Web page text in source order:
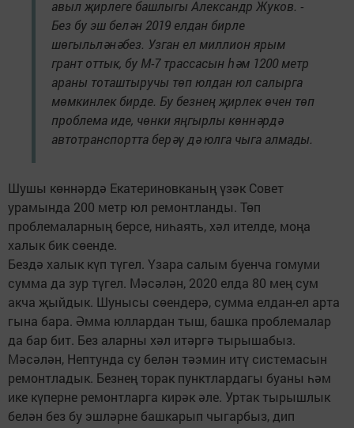
авыл җирлеге башлыгы Александр Жуков. -
Без бу эш белән 2019 елдан бирле
шөгыльләнәбез. Узган ел миллион ярым
грант оттык, бу М-7 трассасын һәм 1200 метр
араны тоташтыручы төп юлдан юл салырга
мөмкинлек бирде. Бу безнең җирлек өчен төп
проблема иде, чөнки яңгырлы көннәрдә
автотранспортта берәү дә юлга чыга алмады.
Шушы көннәрдә Екатериновканың үзәк Совет
урамында 200 метр юл ремонтланды. Төп
проблемаларның берсе, ниһаять, хәл ителде, моңа
халык бик сөенде.
Бездә халык күп түгел. Үзара салым буенча гомуми
сумма да зур түгел. Мәсәлән, 2020 елда 80 мең сум
акча җыйдык. Шунысы сөендерә, сумма елдан-ел арта
гына бара. Әмма юллардан тыш, башка проблемалар
да бар бит. Без аларны хәл итәргә тырышабыз.
Мәсәлән, Нептунда су белән тәэмин итү системасын
ремонтладык. Безнең торак пунктлардагы буаны һәм
ике күперне ремонтларга кирәк әле. Уртак тырышлык
белән без бу эшләрне башкарып чыгарбыз, дип